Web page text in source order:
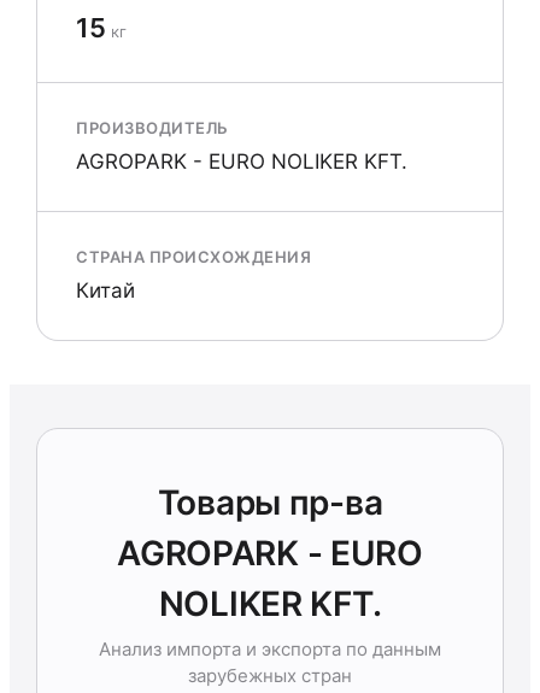
15 кг
ПРОИЗВОДИТЕЛЬ
AGROPARK - EURO NOLIKER KFT.
СТРАНА ПРОИСХОЖДЕНИЯ
Китай
Товары пр-ва
AGROPARK - EURO
NOLIKER KFT.
Анализ импорта и экспорта по данным
зарубежных стран